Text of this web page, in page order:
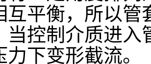
互平衡，所以
当控制介质进
下变形截流。